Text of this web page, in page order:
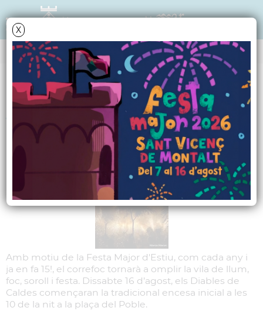
X
NOTÍCIES - ACTUALITAT
Ja arriba el correfoc
Dissabte 16 d'agost a les 10 de la
nit a la plaça del Poble
Amb motiu de la Festa Major d'Estiu, com cada any i
ja en fa 15!, el correfoc tornarà a omplir la vila de llum,
foc, soroll i festa. Dissabte 16 d’agost, els Diables de
Caldes començaran la tradicional encesa inicial a les
10 de la nit a la plaça del Poble.